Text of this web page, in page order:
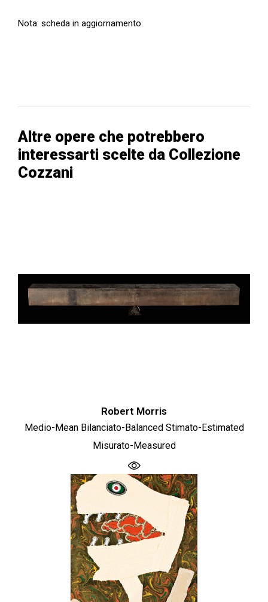
Nota: scheda in aggiornamento.
Altre opere che potrebbero
interessarti scelte da Collezione
Cozzani
Robert Morris
Medio-Mean Bilanciato-Balanced Stimato-Estimated
Misurato-Measured